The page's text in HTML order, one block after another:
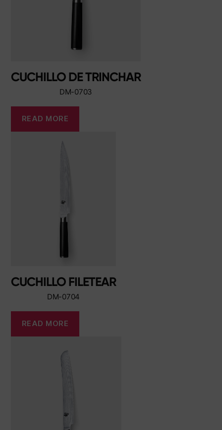
CUCHILLO DE TRINCHAR
DM-0703
READ MORE
CUCHILLO FILETEAR
DM-0704
READ MORE